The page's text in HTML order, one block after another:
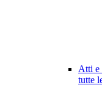
Atti e
tutte